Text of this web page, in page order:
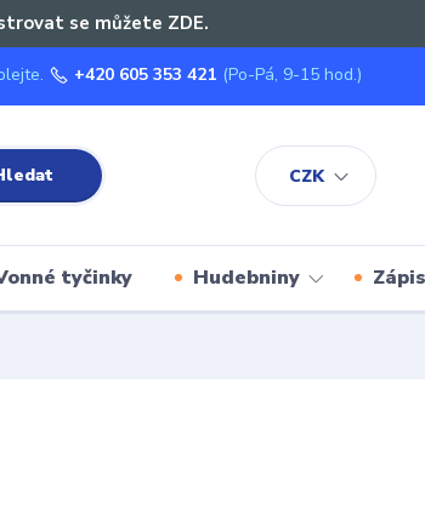
se můžete ZDE.
CZK
+420 605 353 421 (Po-Pá, 9-15 hod.)
tyčinky Hudebniny